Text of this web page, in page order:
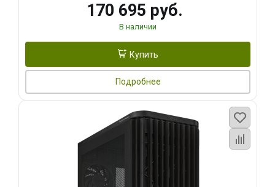
170 695 руб.
В наличии
Купить
Подробнее